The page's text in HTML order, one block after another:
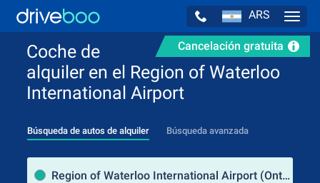
ARS
Cancelación gratuita
Coche de
alquiler en el Region of Waterloo
International Airport
Búsqueda de autos de alquiler Búsqueda avanzada
Region of Waterloo International Airport (Ontario / Canadá)